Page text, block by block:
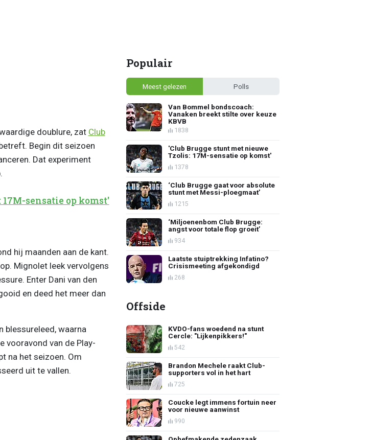
doublure, zat Club
Begin dit seizoen
Dat experiment
sensatie op komst'
hij maanden aan de kant.
Mignolet leek vervolgens
Enter Dani van den
en deed het meer dan
blessureleed, waarna
vooravond van de Play-
na het seizoen. Om
uit te vallen.
Populair
Meest gelezen Polls
Van Bommel bondscoach:
Vanaken breekt stilte over keuze
KBVB
1838
'Club Brugge stunt met nieuwe
Tzolis: 17M-sensatie op komst'
1378
‘Club Brugge gaat voor absolute
stunt met Messi-ploegmaat’
1215
‘Miljoenenbom Club Brugge:
angst voor totale flop groeit’
934
Laatste stuiptrekking Infatino?
Crisismeeting afgekondigd
268
Offside
KVDO-fans woedend na stunt
Cercle: "Lijkenpikkers!"
542
Brandon Mechele raakt Club-
supporters vol in het hart
725
Coucke legt immens fortuin neer
voor nieuwe aanwinst
990